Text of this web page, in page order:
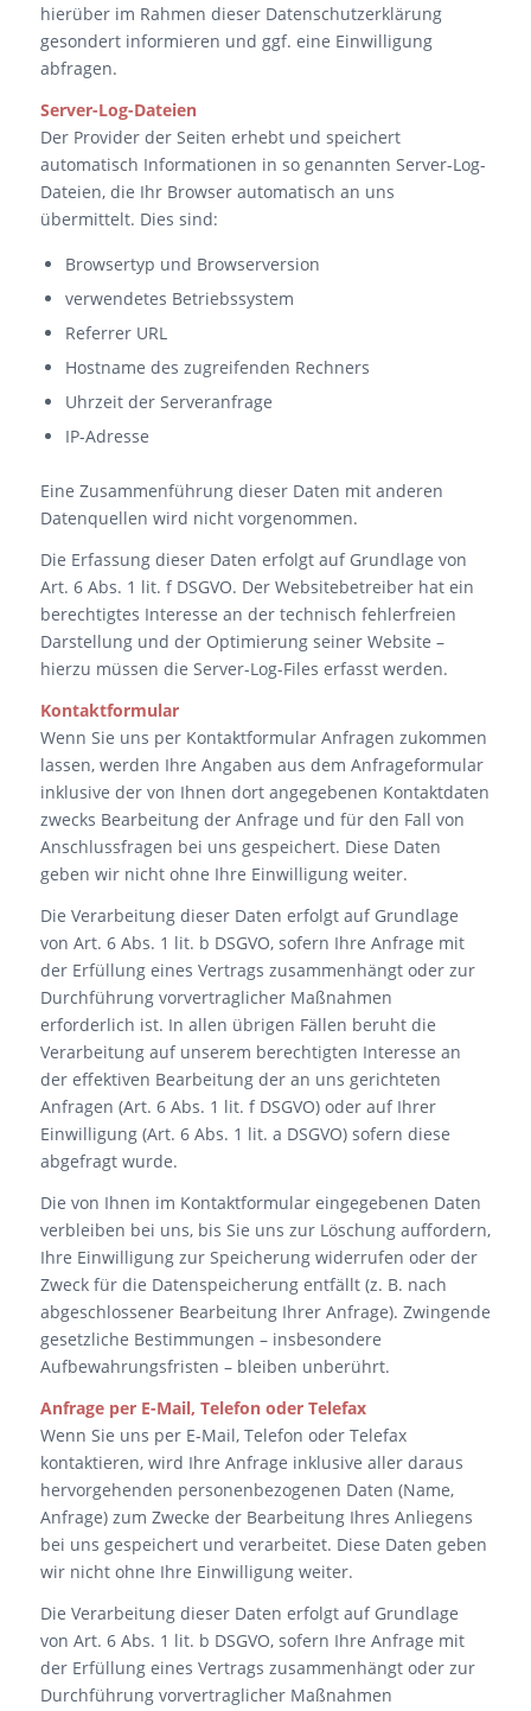
hierüber im Rahmen dieser Datenschutzerklärung
gesondert informieren und ggf. eine Einwilligung
abfragen.
Server-Log-Dateien
Der Provider der Seiten erhebt und speichert
automatisch Informationen in so genannten Server-Log-
Dateien, die Ihr Browser automatisch an uns
übermittelt. Dies sind:
Browsertyp und Browserversion
verwendetes Betriebssystem
Referrer URL
Hostname des zugreifenden Rechners
Uhrzeit der Serveranfrage
IP-Adresse
Eine Zusammenführung dieser Daten mit anderen
Datenquellen wird nicht vorgenommen.
Die Erfassung dieser Daten erfolgt auf Grundlage von
Art. 6 Abs. 1 lit. f DSGVO. Der Websitebetreiber hat ein
berechtigtes Interesse an der technisch fehlerfreien
Darstellung und der Optimierung seiner Website –
hierzu müssen die Server-Log-Files erfasst werden.
Kontaktformular
Wenn Sie uns per Kontaktformular Anfragen zukommen
lassen, werden Ihre Angaben aus dem Anfrageformular
inklusive der von Ihnen dort angegebenen Kontaktdaten
zwecks Bearbeitung der Anfrage und für den Fall von
Anschlussfragen bei uns gespeichert. Diese Daten
geben wir nicht ohne Ihre Einwilligung weiter.
Die Verarbeitung dieser Daten erfolgt auf Grundlage
von Art. 6 Abs. 1 lit. b DSGVO, sofern Ihre Anfrage mit
der Erfüllung eines Vertrags zusammenhängt oder zur
Durchführung vorvertraglicher Maßnahmen
erforderlich ist. In allen übrigen Fällen beruht die
Verarbeitung auf unserem berechtigten Interesse an
der effektiven Bearbeitung der an uns gerichteten
Anfragen (Art. 6 Abs. 1 lit. f DSGVO) oder auf Ihrer
Einwilligung (Art. 6 Abs. 1 lit. a DSGVO) sofern diese
abgefragt wurde.
Die von Ihnen im Kontaktformular eingegebenen Daten
verbleiben bei uns, bis Sie uns zur Löschung auffordern,
Ihre Einwilligung zur Speicherung widerrufen oder der
Zweck für die Datenspeicherung entfällt (z. B. nach
abgeschlossener Bearbeitung Ihrer Anfrage). Zwingende
gesetzliche Bestimmungen – insbesondere
Aufbewahrungsfristen – bleiben unberührt.
Anfrage per E-Mail, Telefon oder Telefax
Wenn Sie uns per E-Mail, Telefon oder Telefax
kontaktieren, wird Ihre Anfrage inklusive aller daraus
hervorgehenden personenbezogenen Daten (Name,
Anfrage) zum Zwecke der Bearbeitung Ihres Anliegens
bei uns gespeichert und verarbeitet. Diese Daten geben
wir nicht ohne Ihre Einwilligung weiter.
Die Verarbeitung dieser Daten erfolgt auf Grundlage
von Art. 6 Abs. 1 lit. b DSGVO, sofern Ihre Anfrage mit
der Erfüllung eines Vertrags zusammenhängt oder zur
Durchführung vorvertraglicher Maßnahmen